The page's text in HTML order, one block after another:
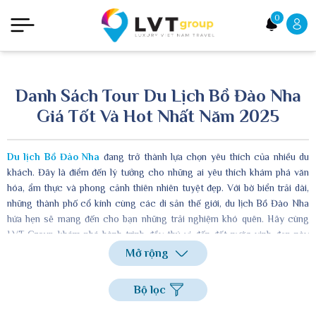
0
Danh Sách Tour Du Lịch Bồ Đào Nha
Giá Tốt Và Hot Nhất Năm 2025
Du lịch Bồ Đào Nha đang trở thành lựa chọn yêu thích của nhiều du
khách. Đây là điểm đến lý tưởng cho những ai yêu thích khám phá văn
hóa, ẩm thực và phong cảnh thiên nhiên tuyệt đẹp. Với bờ biển trải dài,
những thành phố cổ kính cùng các di sản thế giới, du lịch Bồ Đào Nha
hứa hẹn sẽ mang đến cho bạn những trải nghiệm khó quên. Hãy cùng
LVT Group khám phá hành trình đầy thú vị đến đất nước xinh đẹp này
Mở rộng
Bộ lọc